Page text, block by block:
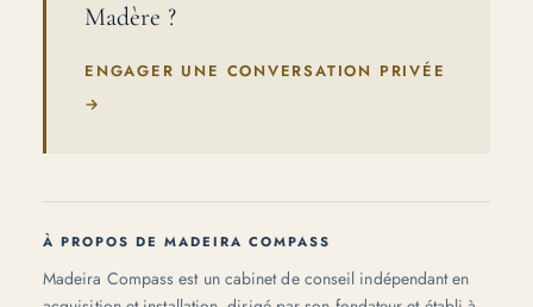
Madère ?
ENGAGER UNE CONVERSATION PRIVÉE
→
À PROPOS DE MADEIRA COMPASS
Madeira Compass est un cabinet de conseil indépendant en